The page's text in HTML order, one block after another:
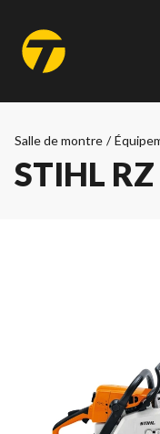
Salle de montre /
STIHL